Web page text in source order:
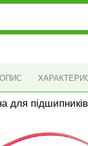
ОПИС
для